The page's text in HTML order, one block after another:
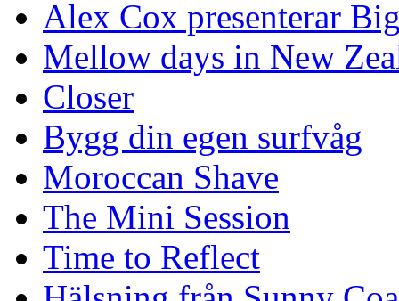
Alex Cox presenterar
Mellow days in New
Closer
Bygg din egen surfvåg
Moroccan Shave
The Mini Session
Time to Reflect